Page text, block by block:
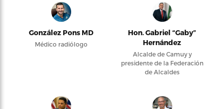
González Pons MD
Médico radiólogo
Hon. Gabriel “Gaby”
Hernández
Alcalde de Camuy y
presidente de la Federación
de Alcaldes